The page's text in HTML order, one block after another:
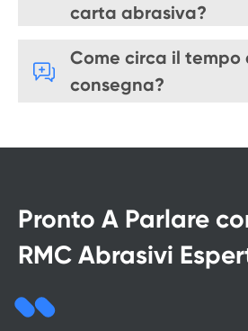
carta abrasiva?

Come circa il tempo
consegna?
Pronto A Parlare
RMC Abrasivi